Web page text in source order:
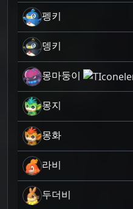
펭키
뎅키
몽마둥이
몽지
몽화
라비
두더비